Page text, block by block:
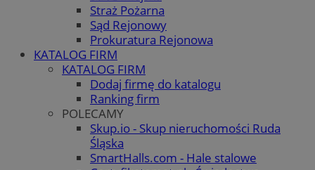
Straż Pożarna
Sąd Rejonowy
Prokuratura Rejonowa
KATALOG FIRM
KATALOG FIRM
Dodaj firmę do katalogu
Ranking firm
POLECAMY
Skup.io - Skup nieruchomości Ruda
Śląska
SmartHalls.com - Hale stalowe